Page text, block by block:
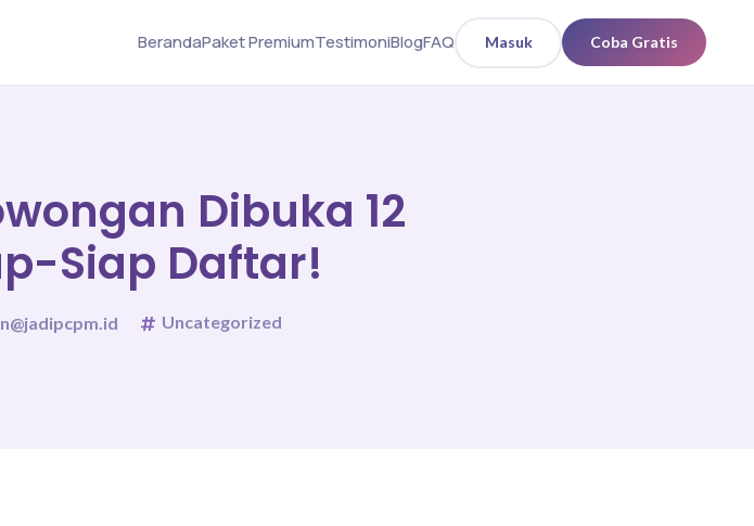
BerandaPaket PremiumTestimoniBlogFAQ Masuk Coba Gratis
Dibuka 12
Siap Daftar!
Uncategorized